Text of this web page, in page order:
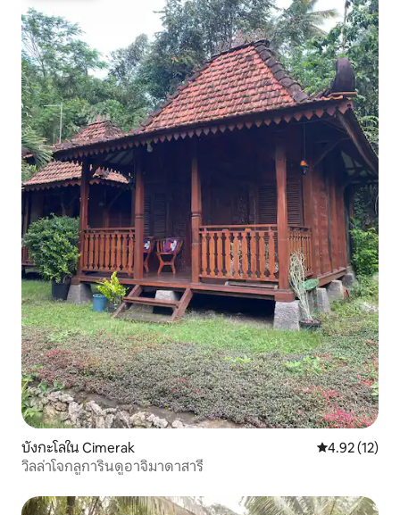
บังกะโลใน Cimerak คะแนนเฉลี่ย
4.92 (12)
วิลล่าโจกลูการินดูอาจิมาดาสารี